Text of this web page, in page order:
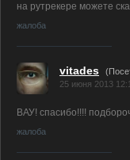
на рутрекере можете
жалоба
vitades
25 июня 2013
ВАУ! спасибо!!!!
жалоба